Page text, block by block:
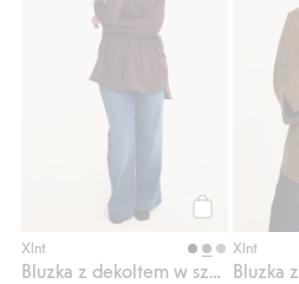
Xlnt Xlnt